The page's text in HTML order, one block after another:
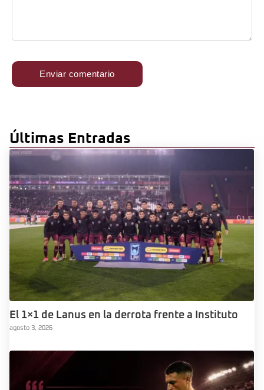
Últimas Entradas
El 1×1 de Lanus en la derrota frente a Instituto
agosto 3, 2026